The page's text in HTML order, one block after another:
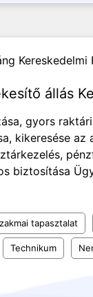
Kereskedelmi
állás
gyors
kikeresése az
biztosítása
tapasztalat
Technikum